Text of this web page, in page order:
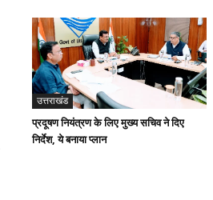
उत्तराखंड
प्रदूषण नियंत्रण के लिए मुख्य सचिव ने दिए
निर्देश, ये बनाया प्लान